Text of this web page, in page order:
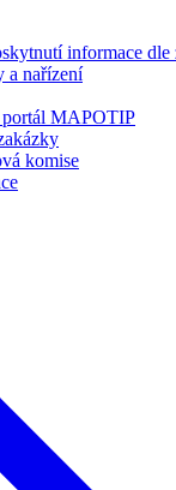
informace dle
a nařízení
MAPOTIP
komise